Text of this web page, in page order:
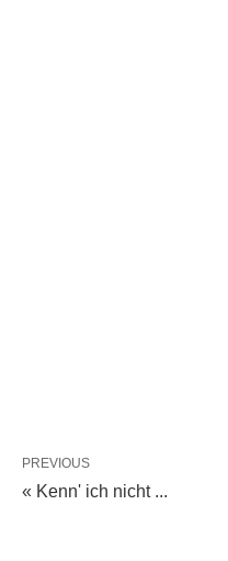
PREVIOUS
« Kenn' ich nicht ...